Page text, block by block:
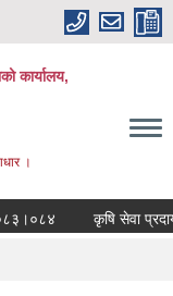
कार्यालय,
।
कृषि सेवा